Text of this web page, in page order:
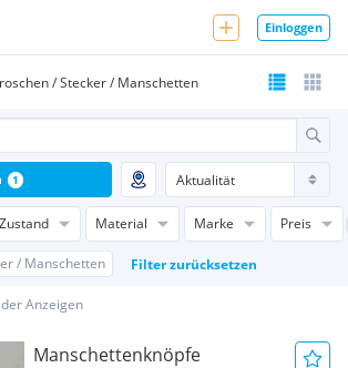
Einloggen
/ Stecker / Manschetten
Zustand Material Marke Preis
/ Manschetten Filter zurücksetzen
1
Anzeigen
Manschettenknöpfe